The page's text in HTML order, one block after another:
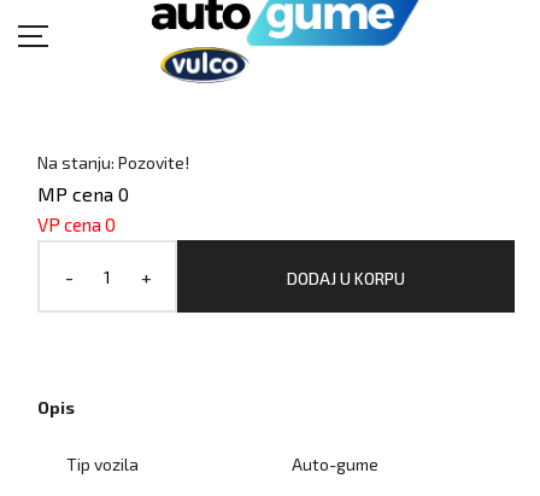
MOTO GUME
AUTO GUME
KATALOZI
Na stanju: Pozovite!
MP cena 0
VP cena 0
- + DODAJ U KORPU
Opis
Tip vozila Auto-gume